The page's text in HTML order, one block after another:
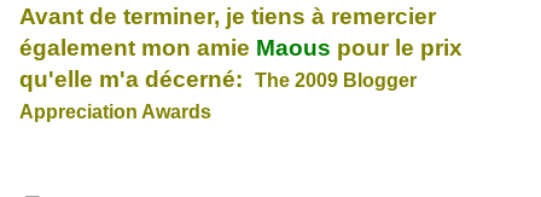
Avant de terminer, je tiens à remercier
également mon amie Maous pour le prix
qu'elle m'a décerné:
The 2009 Blogger
Appreciation Awards